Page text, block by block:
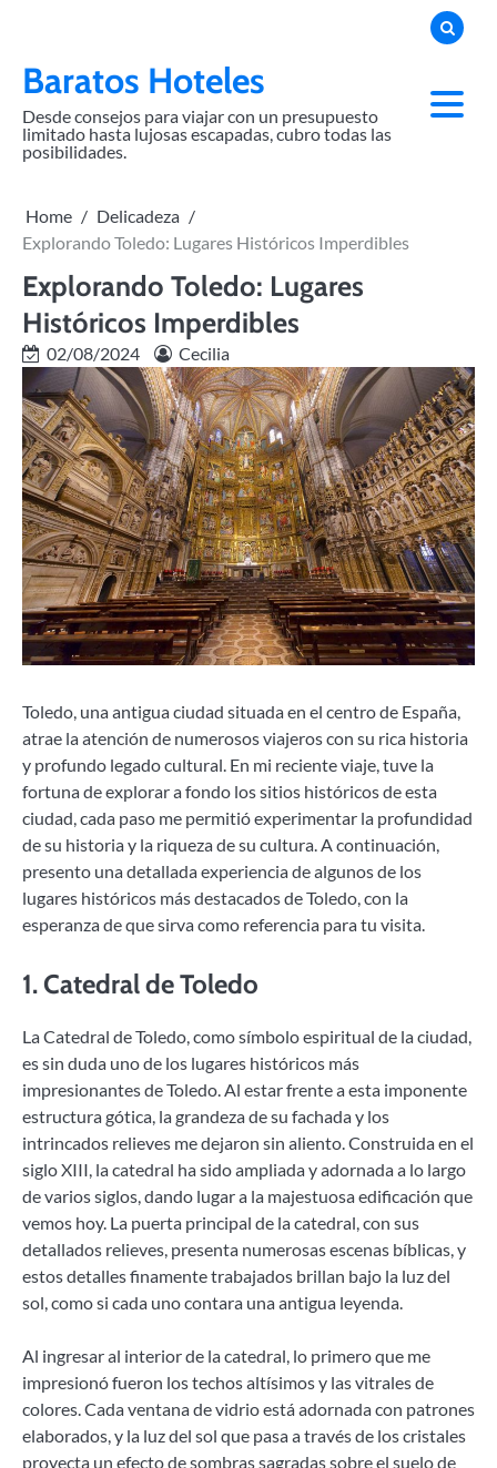
contentBaratos Hoteles
Desde consejos para viajar con un presupuesto
limitado hasta lujosas escapadas, cubro todas las
posibilidades.
Home
Delicadeza
Explorando Toledo: Lugares Históricos Imperdibles
Explorando Toledo: Lugares
Históricos Imperdibles
02/08/2024 Cecilia
Toledo, una antigua ciudad situada en el centro de España,
atrae la atención de numerosos viajeros con su rica historia
y profundo legado cultural. En mi reciente viaje, tuve la
fortuna de explorar a fondo los sitios históricos de esta
ciudad, cada paso me permitió experimentar la profundidad
de su historia y la riqueza de su cultura. A continuación,
presento una detallada experiencia de algunos de los
lugares históricos más destacados de Toledo, con la
esperanza de que sirva como referencia para tu visita.
1.Catedral de Toledo
La Catedral de Toledo, como símbolo espiritual de la ciudad,
es sin duda uno de los lugares históricos más
impresionantes de Toledo. Al estar frente a esta imponente
estructura gótica, la grandeza de su fachada y los
intrincados relieves me dejaron sin aliento. Construida en el
siglo XIII, la catedral ha sido ampliada y adornada a lo largo
de varios siglos, dando lugar a la majestuosa edificación que
vemos hoy. La puerta principal de la catedral, con sus
detallados relieves, presenta numerosas escenas bíblicas, y
estos detalles finamente trabajados brillan bajo la luz del
sol, como si cada uno contara una antigua leyenda.
Al ingresar al interior de la catedral, lo primero que me
impresionó fueron los techos altísimos y las vitrales de
colores. Cada ventana de vidrio está adornada con patrones
elaborados, y la luz del sol que pasa a través de los cristales
proyecta un efecto de sombras sagradas sobre el suelo de